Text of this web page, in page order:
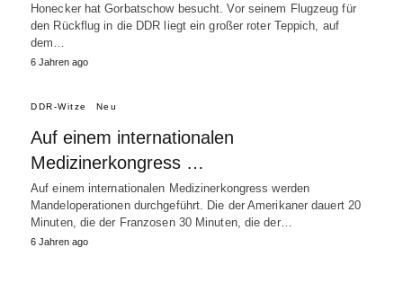
Honecker hat Gorbatschow besucht. Vor seinem Flugzeug für
den Rückflug in die DDR liegt ein großer roter Teppich, auf
dem…
6 Jahren ago
DDR-Witze Neu
Auf einem internationalen
Medizinerkongress …
Auf einem internationalen Medizinerkongress werden
Mandeloperationen durchgeführt. Die der Amerikaner dauert 20
Minuten, die der Franzosen 30 Minuten, die der…
6 Jahren ago